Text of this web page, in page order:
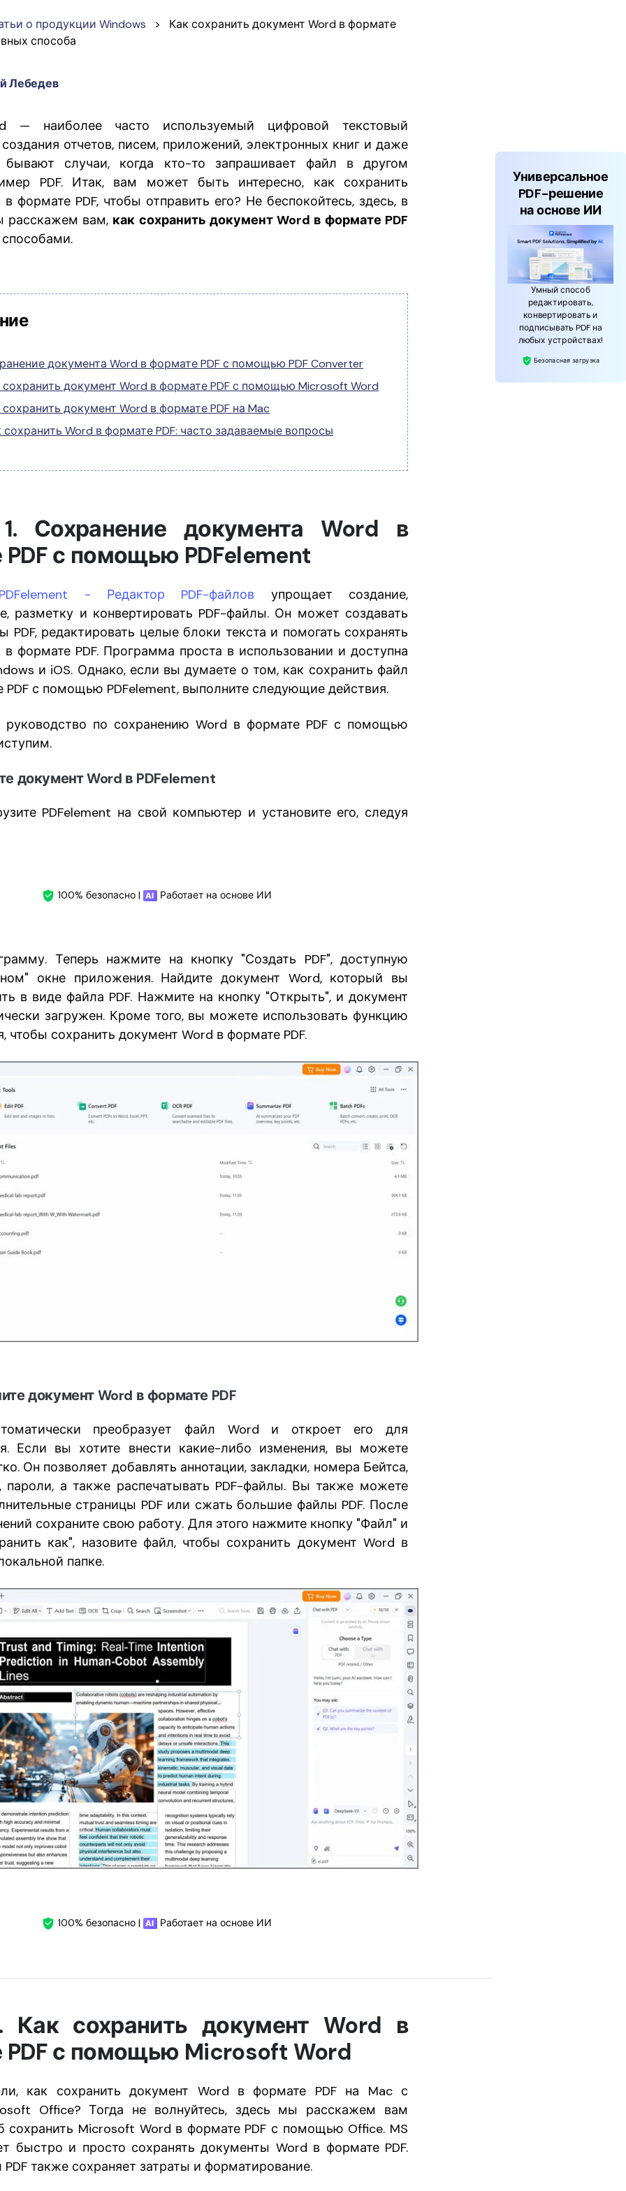
о продукции Windows >
Как сохранить документ Word в формате
способа
Лебедев
— наиболее часто используемый цифровой текстовый
отчетов, писем, приложений, электронных книг и даже
случаи, когда кто-то запрашивает файл в другом
PDF. Итак, вам может быть интересно, как сохранить
формате PDF, чтобы отправить его? Не беспокойтесь, здесь, в
расскажем вам, как сохранить документ Word в формате PDF
документа Word в формате PDF с помощью PDF Converter
сохранить документ Word в формате PDF с помощью Microsoft Word
сохранить документ Word в формате PDF на Mac
сохранить Word в формате PDF: часто задаваемые вопросы
Сохранение документа Word в
с помощью PDFelement
- Редактор PDF-файлов упрощает создание,
разметку и конвертировать PDF-файлы. Он может создавать
редактировать целые блоки текста и помогать сохранять
формате PDF. Программа проста в использовании и доступна
и iOS. Однако, если вы думаете о том, как сохранить файл
PDF с помощью PDFelement, выполните следующие действия.
руководство по сохранению Word в формате PDF с помощью
документ Word в PDFelement
PDFelement на свой компьютер и установите его, следуя
100% безопасно | Работает на основе ИИ
Теперь нажмите на кнопку "Создать PDF", доступную
окне приложения. Найдите документ Word, который вы
в виде файла PDF. Нажмите на кнопку "Открыть", и документ
загружен. Кроме того, вы можете использовать функцию
чтобы сохранить документ Word в формате PDF.
документ Word в формате PDF
преобразует файл Word и откроет его для
Если вы хотите внести какие-либо изменения, вы можете
Он позволяет добавлять аннотации, закладки, номера Бейтса,
пароли, а также распечатывать PDF-файлы. Вы также можете
страницы PDF или сжать большие файлы PDF. После
сохраните свою работу. Для этого нажмите кнопку "Файл" и
как", назовите файл, чтобы сохранить документ Word в
папке.
100% безопасно | Работает на основе ИИ
Как сохранить документ Word в
PDF с помощью Microsoft Word
как сохранить документ Word в формате PDF на Mac с
Office? Тогда не волнуйтесь, здесь мы расскажем вам
сохранить Microsoft Word в формате PDF с помощью Office. MS
быстро и просто сохранять документы Word в формате PDF.
также сохраняет затраты и форматирование.
Универсальное
PDF-решение
на основе ИИ
Умный способ
редактировать,
конвертировать и
подписывать PDF на
любых устройствах!
Безопасная загрузка